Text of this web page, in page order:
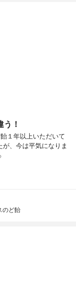
！
１年以上いただいて
、今は平気になりま
のど飴